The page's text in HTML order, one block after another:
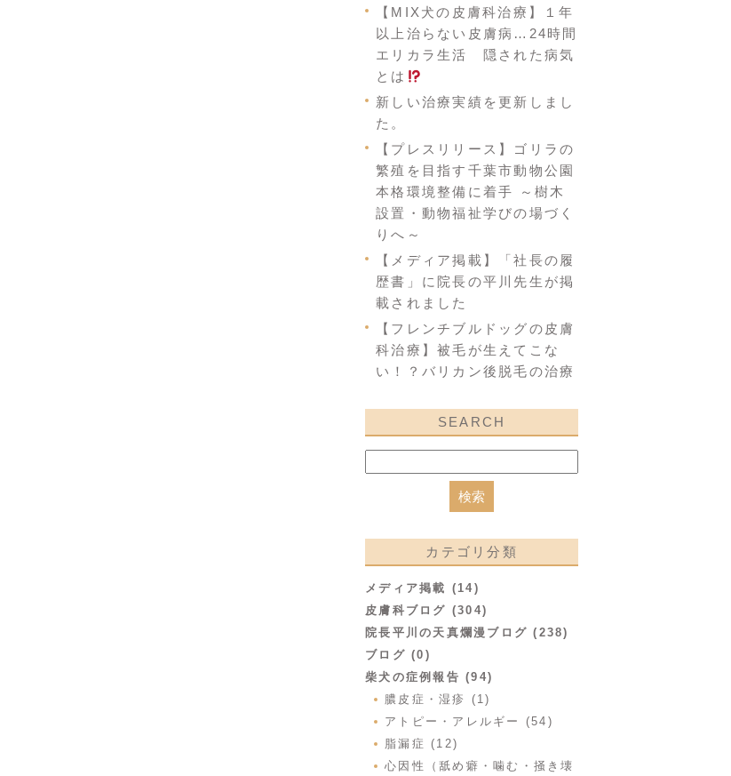
【MIX犬の皮膚科治療】１年
以上治らない皮膚病…24時間
エリカラ生活 隠された病気
とは
新しい治療実績を更新しまし
た。
【プレスリリース】ゴリラの
繁殖を目指す千葉市動物公園
本格環境整備に着手 ～樹木
設置・動物福祉学びの場づく
りへ～
【メディア掲載】「社長の履
歴書」に院長の平川先生が掲
載されました
【フレンチブルドッグの皮膚
科治療】被毛が生えてこな
い！？バリカン後脱毛の治療
SEARCH
カテゴリ分類
メディア掲載 (14)
皮膚科ブログ (304)
院長平川の天真爛漫ブログ (238)
ブログ (0)
柴犬の症例報告 (94)
膿皮症・湿疹 (1)
アトピー・アレルギー (54)
脂漏症 (12)
心因性（舐め癖・噛む・掻き壊